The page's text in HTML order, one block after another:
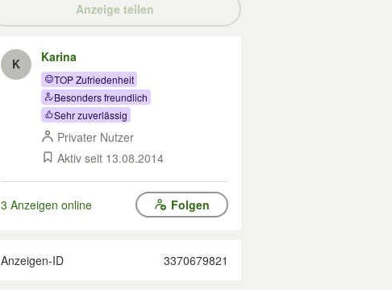
Anzeige teilen
K Karina
TOP Zufriedenheit
Besonders freundlich
Sehr zuverlässig
Privater Nutzer
Aktiv seit 13.08.2014
3 Anzeigen online Folgen
Anzeigen-ID 3370679821